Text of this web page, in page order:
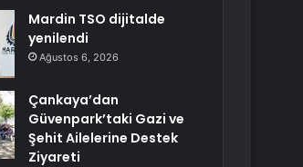
Mardin TSO dijitalde
yenilendi
Ağustos 6, 2026
Çankaya’dan
Güvenpark’taki Gazi ve
Şehit Ailelerine Destek
Ziyareti